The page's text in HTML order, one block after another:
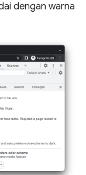
dengan warna